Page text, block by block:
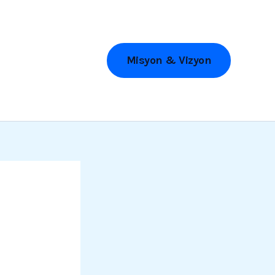
Misyon & Vizyon